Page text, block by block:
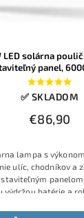
LED solárna
panel,
✅ SKLADOM
€86,90
lampa s
ulíc, chodníkov a
batérie a